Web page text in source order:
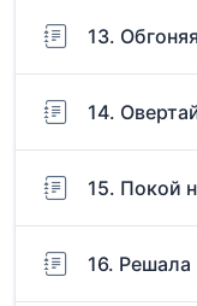
13.
14.
15. Покой
16. Решала